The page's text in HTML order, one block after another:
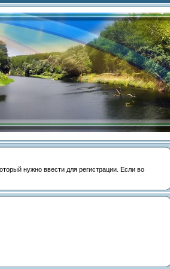
нужно ввести для регистрации. Если во